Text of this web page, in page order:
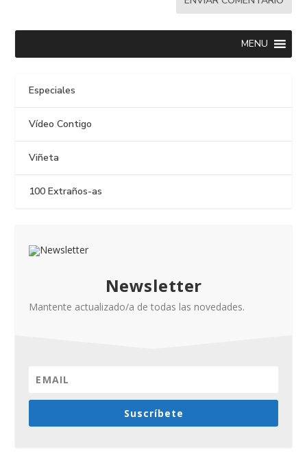
MENU
Especiales
Vídeo Contigo
Viñeta
100 Extraños-as
Newsletter
Mantente actualizado/a de todas las novedades.
Suscríbete